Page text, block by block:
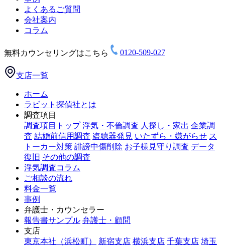
よくあるご質問
会社案内
コラム
無料カウンセリングはこちら 0120-509-027
支店一覧
ホーム
ラビット探偵社とは
調査項目
調査項目トップ 浮気・不倫調査 人探し・家出 企業調
査 結婚前信用調査 盗聴器発見 いたずら・嫌がらせ ス
トーカー対策 誹謗中傷削除 お子様見守り調査 データ
復旧 その他の調査
浮気調査コラム
ご相談の流れ
料金一覧
事例
弁護士・カウンセラー
報告書サンプル 弁護士・顧問
支店
東京本社（浜松町）
新宿支店 横浜支店 千葉支店 埼玉